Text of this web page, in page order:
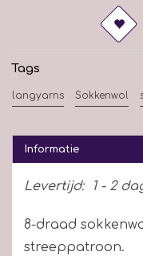
Tags
langyarns Sokkenwol
Informatie
Levertijd: 1 - 2
8-draad
streeppatroon.